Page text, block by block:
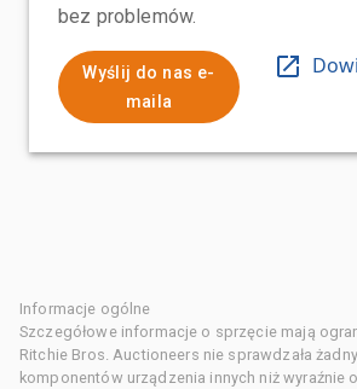
bez problemów.
Wyślij do nas e-
maila
Informacje ogólne
Szczegółowe informacje o sprzęcie mają
Ritchie Bros. Auctioneers nie sprawdzała
komponentów urządzenia innych niż wyraźnie